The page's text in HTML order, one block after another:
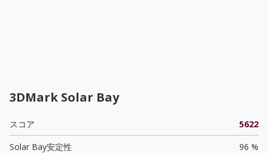
3DMark Solar Bay
スコア
5622
Solar Bay安定性
96 %